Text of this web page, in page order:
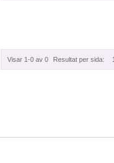
Visar 1-0 av 0 Resultat per sida: